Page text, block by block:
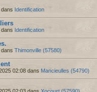
Identification
Identification
Thimonville (57580)
02:08 dans Mancieulles (54790)
02:03 dans Xocourt (57590)